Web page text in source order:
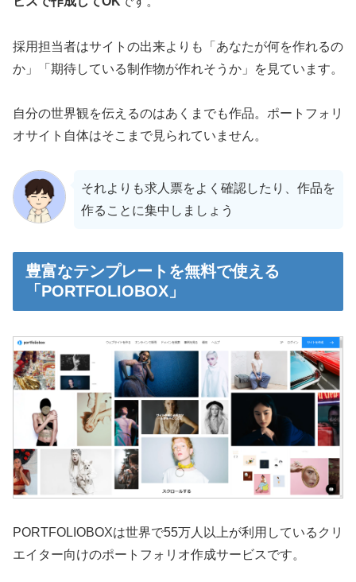
採用担当者はサイトの出来よりも「あなたが何を作れるの
か」「期待している制作物が作れそうか」を見ています。
自分の世界観を伝えるのはあくまでも作品。ポートフォリ
オサイト自体はそこまで見られていません。
それよりも求人票をよく確認したり、作品を
作ることに集中しましょう
豊富なテンプレートを無料で使える
「PORTFOLIOBOX」
PORTFOLIOBOXは世界で55万人以上が利用しているクリ
エイター向けのポートフォリオ作成サービスです。